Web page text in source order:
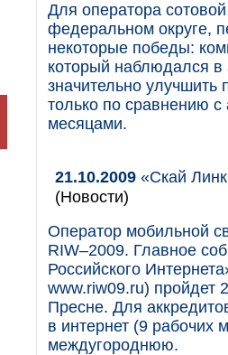
Для оператора
федеральном округе,
некоторые победы:
который наблюдался в
значительно улучшить
только по сравнению
месяцами.
21.10.2009 «Скай
(Новости)
Оператор мобильной
RIW–2009. Главное
Российского
www.riw09.ru) пройдет
Пресне. Для
в интернет (9 рабочих
междугороднюю.